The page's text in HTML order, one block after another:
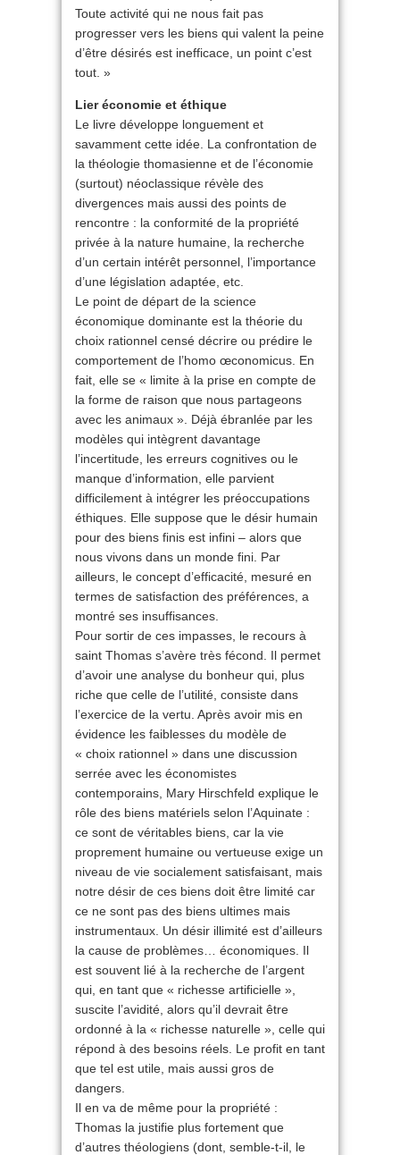
Toute activité qui ne nous fait pas
progresser vers les biens qui valent la peine
d’être désirés est inefficace, un point c’est
tout. »
Lier économie et éthique
Le livre développe longuement et
savamment cette idée. La confrontation de
la théologie thomasienne et de l’économie
(surtout) néoclassique révèle des
divergences mais aussi des points de
rencontre : la conformité de la propriété
privée à la nature humaine, la recherche
d’un certain intérêt personnel, l’importance
d’une législation adaptée, etc.
Le point de départ de la science
économique dominante est la théorie du
choix rationnel censé décrire ou prédire le
comportement de l’homo œconomicus. En
fait, elle se « limite à la prise en compte de
la forme de raison que nous partageons
avec les animaux ». Déjà ébranlée par les
modèles qui intègrent davantage
l’incertitude, les erreurs cognitives ou le
manque d’information, elle parvient
difficilement à intégrer les préoccupations
éthiques. Elle suppose que le désir humain
pour des biens finis est infini – alors que
nous vivons dans un monde fini. Par
ailleurs, le concept d’efficacité, mesuré en
termes de satisfaction des préférences, a
montré ses insuffisances.
Pour sortir de ces impasses, le recours à
saint Thomas s’avère très fécond. Il permet
d’avoir une analyse du bonheur qui, plus
riche que celle de l’utilité, consiste dans
l’exercice de la vertu. Après avoir mis en
évidence les faiblesses du modèle de
« choix rationnel » dans une discussion
serrée avec les économistes
contemporains, Mary Hirschfeld explique le
rôle des biens matériels selon l’Aquinate :
ce sont de véritables biens, car la vie
proprement humaine ou vertueuse exige un
niveau de vie socialement satisfaisant, mais
notre désir de ces biens doit être limité car
ce ne sont pas des biens ultimes mais
instrumentaux. Un désir illimité est d’ailleurs
la cause de problèmes… économiques. Il
est souvent lié à la recherche de l’argent
qui, en tant que « richesse artificielle »,
suscite l’avidité, alors qu’il devrait être
ordonné à la « richesse naturelle », celle qui
répond à des besoins réels. Le profit en tant
que tel est utile, mais aussi gros de
dangers.
Il en va de même pour la propriété :
Thomas la justifie plus fortement que
d’autres théologiens (dont, semble-t-il, le